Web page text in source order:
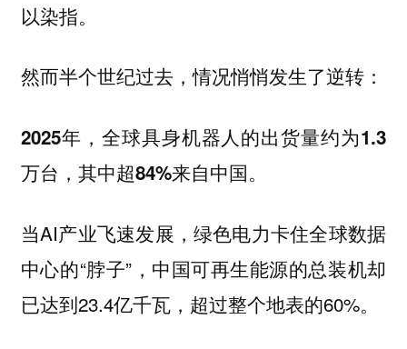
以染指。
然而半个世纪过去，情况悄悄发生了逆转：
2025年，全球具身机器人的出货量约为1.3
万台，其中超84%来自中国。
当AI产业飞速发展，绿色电力卡住全球数据
中心的“脖子”，中国可再生能源的总装机却
已达到23.4亿千瓦，超过整个地表的60%。